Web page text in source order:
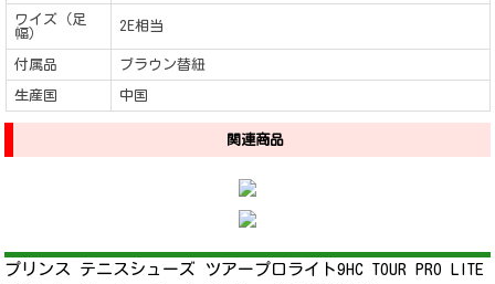
ワイズ（足
幅）
2E相当
付属品 ブラウン替紐
生産国 中国
関連商品
プリンス テニスシューズ ツアープロライト9HC TOUR PRO LITE